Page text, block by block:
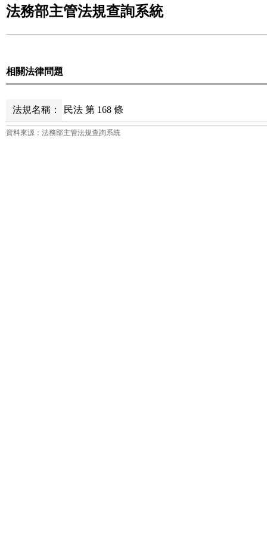
法務部主管法規查詢系統
相關法律問題
法規名稱： 民法 第 168 條
資料來源：法務部主管法規查詢系統